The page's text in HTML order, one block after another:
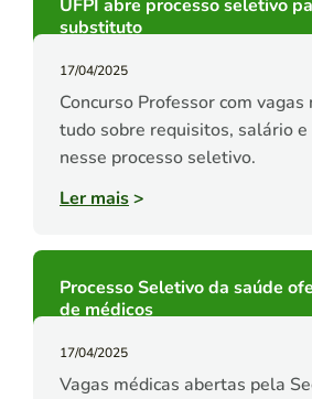
UFPI abre processo seletivo
substituto
17/04/2025
Concurso Professor com vagas
tudo sobre requisitos, salário e
nesse processo seletivo.
Ler mais>
Processo Seletivo da saúde
de médicos
17/04/2025
Vagas médicas abertas pela